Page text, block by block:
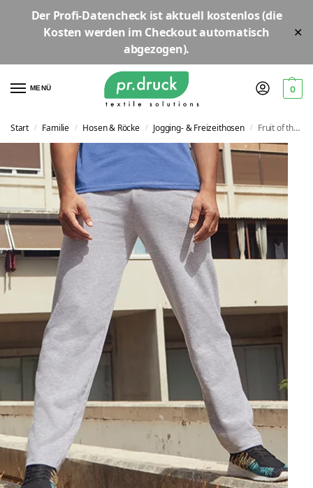
Der Profi-Datencheckist aktuell kostenlos(die
Kosten werden im Checkout automatisch
abgezogen).
✕
MENÜ 0
Start / Familie / Hosen & Röcke / Jogging- & Freizeithosen / Fruit of the Loom Lightweight Open Hem Jog Pants | F490